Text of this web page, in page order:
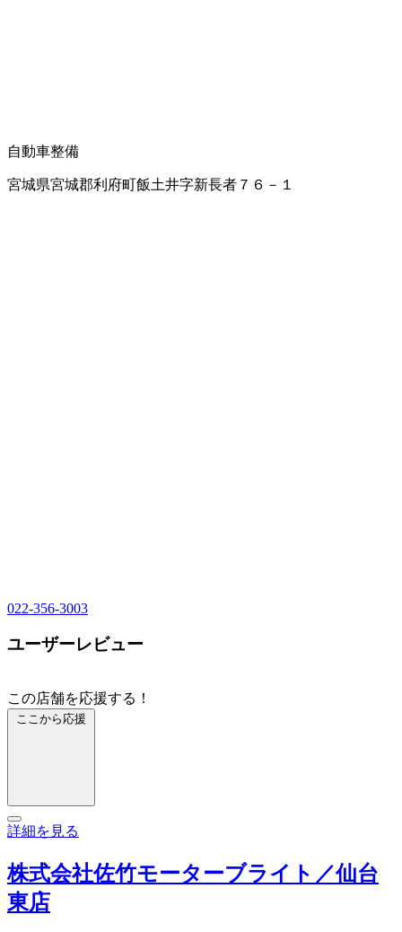
自動車整備
宮城県宮城郡利府町飯土井字新長者７６－１
022-356-3003
ユーザーレビュー
この店舗を応援する！
ここから応援
詳細を見る
株式会社佐竹モーターブライト／仙台
東店